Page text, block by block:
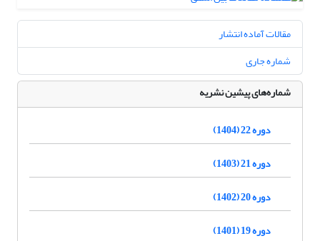
مقالات آماده انتشار
شماره جاری
شماره‌های پیشین نشریه
دوره 22 (1404)
دوره 21 (1403)
دوره 20 (1402)
دوره 19 (1401)